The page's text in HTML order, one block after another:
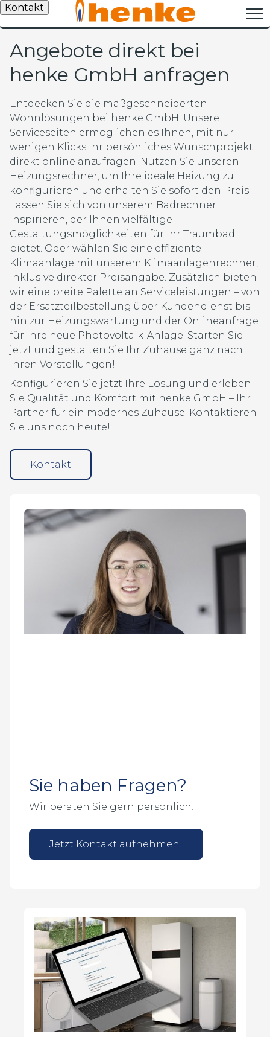
Kontakt
Angebote direkt bei
henke GmbH anfragen
Entdecken Sie die maßgeschneiderten
Wohnlösungen bei henke GmbH. Unsere
Serviceseiten ermöglichen es Ihnen, mit nur
wenigen Klicks Ihr persönliches Wunschprojekt
direkt online anzufragen. Nutzen Sie unseren
Heizungsrechner, um Ihre ideale Heizung zu
konfigurieren und erhalten Sie sofort den Preis.
Lassen Sie sich von unserem Badrechner
inspirieren, der Ihnen vielfältige
Gestaltungsmöglichkeiten für Ihr Traumbad
bietet. Oder wählen Sie eine effiziente
Klimaanlage mit unserem Klimaanlagenrechner,
inklusive direkter Preisangabe. Zusätzlich bieten
wir eine breite Palette an Serviceleistungen – von
der Ersatzteilbestellung über Kundendienst bis
hin zur Heizungswartung und der Onlineanfrage
für Ihre neue Photovoltaik-Anlage. Starten Sie
jetzt und gestalten Sie Ihr Zuhause ganz nach
Ihren Vorstellungen!
Konfigurieren Sie jetzt Ihre Lösung und erleben
Sie Qualität und Komfort mit henke GmbH – Ihr
Partner für ein modernes Zuhause. Kontaktieren
Sie uns noch heute!
Kontakt
Sie haben Fragen?
Wir beraten Sie gern persönlich!
Jetzt Kontakt aufnehmen!